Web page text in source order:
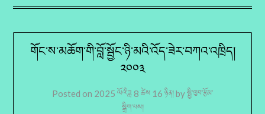
གོང་ས་མཆོག་གི་བློ་སྦྱོང་ཉི་མའི་འོད་ཟེར་བཀའ་འཁྲིད།
༢༠༠༣
Posted on 2025 ལོའི་ཟླ 8 ཚེས 16 ཉིན།byསྤྱི་ཁྱབ་རྩོམ་
སྒྲིག་པས།